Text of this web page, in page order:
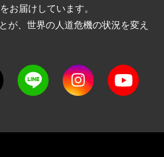
お届けしています。
が、世界の人道危機の状況を変え